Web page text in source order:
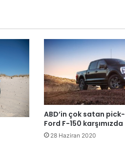
ABD’in çok satan pick-
Ford F-150 karşımızda
28 Haziran 2020